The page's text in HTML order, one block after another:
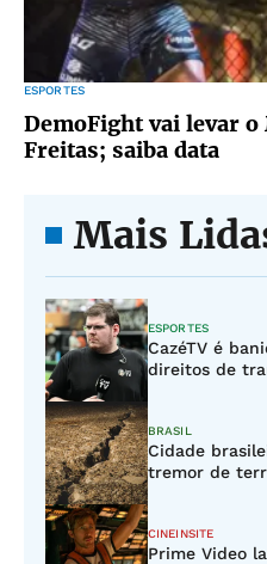
ESPORTES
DemoFight vai levar
Freitas; saiba data
Mais
ESPORTES
CazéTV é
direitos de
BRASIL
Cidade
tremor de
CINEINSITE
Prime Video